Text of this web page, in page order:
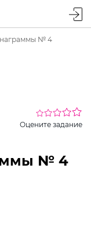
№ 4
Оцените задание
№ 4